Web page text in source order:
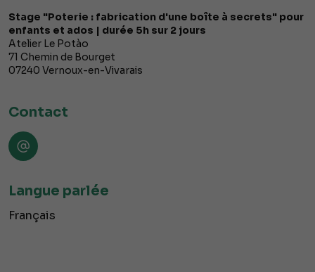
Stage "Poterie : fabrication d'une boîte à secrets" pour
enfants et ados | durée 5h sur 2 jours
Atelier Le Potào
71 Chemin de Bourget
07240 Vernoux-en-Vivarais
Contact
Langue parlée
Français